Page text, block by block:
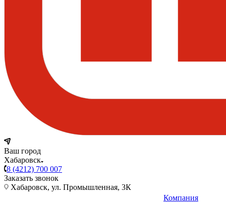
Ваш город
Хабаровск
8 (4212) 700 007
Заказать звонок
Хабаровск, ул. Промышленная, 3К
Компания